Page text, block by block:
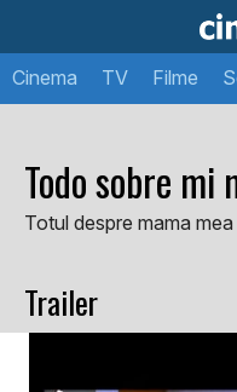
Cinema TV Filme
Todo sobre mi
Totul despre mama mea
Trailer